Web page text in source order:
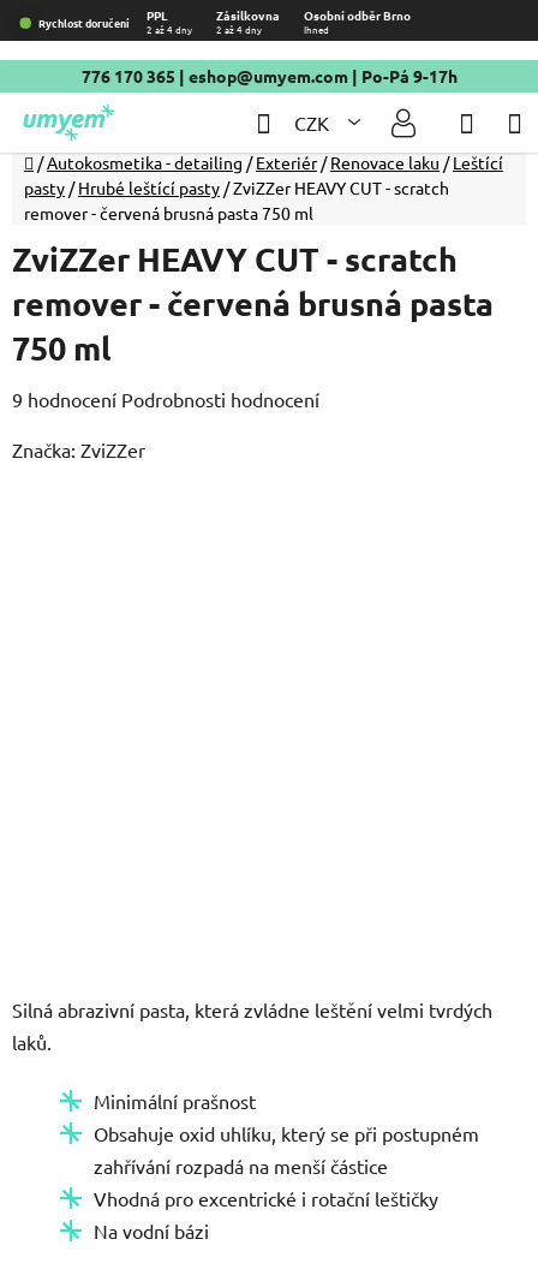
Přejít
na
obsah
Rychlost doručení PPL Zásilkovna Osobní odběr Brno
2 až 4 dny 2 až 4 dny Ihned
776 170 365 | eshop@umyem.com| Po-Pá 9-17h
CZK
Hledat
Domů
/Autokosmetika - detailing / Exteriér / Renovace laku / Leštící
pasty / Hrubé leštící pasty /ZviZZer HEAVY CUT - scratch
remover - červená brusná pasta 750 ml
Silná abrazivní pasta, která zvládne leštění velmi tvrdých
laků.
Minimální prašnost
Obsahuje oxid uhlíku, který se při postupném
zahřívání rozpadá na menší částice
Vhodná pro excentrické i rotační leštičky
Na vodní bázi
ZviZZer HEAVY CUT - scratch
remover - červená brusná pasta
750 ml
Průměrné
produktu
9 hodnocení Podrobnosti hodnocení
Značka: ZviZZer